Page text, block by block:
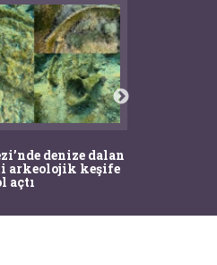
denize dalan
arkeolojik keşife
açtı